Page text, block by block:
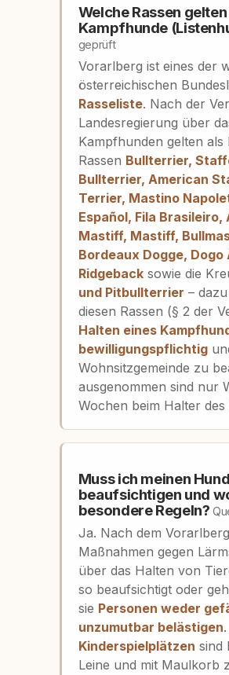
Welche Rassen
Kampfhunde
geprüft
Vorarlberg ist eines der
österreichischen
Rasseliste. Nach der
Landesregierung über
Kampfhunden gelten als
Rassen Bullterrier,
Bullterrier, American
Terrier, Mastino
Español, Fila
Mastiff, Mastiff,
Bordeaux Dogge,
Ridgebacksowie die
und Pitbullterrier –
diesen Rassen (§ 2 der
Halten eines
bewilligungspflichtig
Wohnsitzgemeinde zu
ausgenommen sind nur
Wochen beim Halter
Muss ich meinen
beaufsichtigen und
besondere Regeln?
Ja. Nach dem
Maßnahmen gegen
über das Halten von
so beaufsichtigt oder
sie Personen weder
unzumutbar belästigen
Kinderspielplätzen sind
Leine und mit Maulkorb